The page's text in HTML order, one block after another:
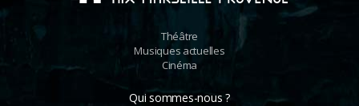
Théâtre
Musiques actuelles
Cinéma
Qui sommes-nous ?